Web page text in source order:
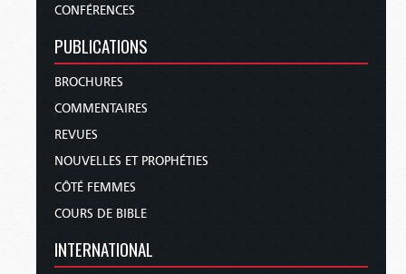
CONFÉRENCES
PUBLICATIONS
BROCHURES
COMMENTAIRES
REVUES
NOUVELLES ET PROPHÉTIES
CÔTÉ FEMMES
COURS DE BIBLE
INTERNATIONAL